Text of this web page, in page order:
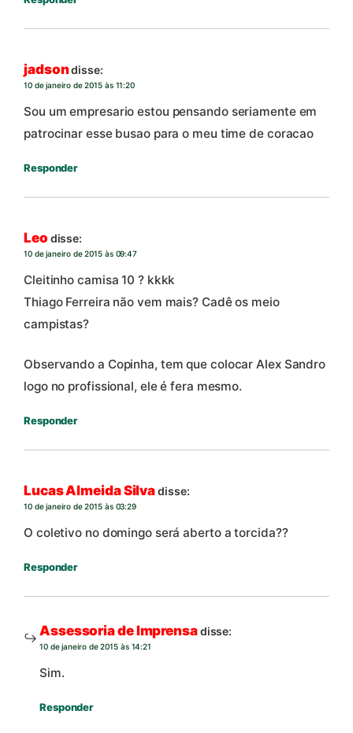
jadsondisse:
10 de janeiro de 2015 às 11:20
Sou um empresario estou pensando seriamente em
patrocinar esse busao para o meu time de coracao
Responder
Leo disse:
10 de janeiro de 2015 às 09:47
Cleitinho camisa 10 ? kkkk
Thiago Ferreira não vem mais? Cadê os meio
campistas?
Observando a Copinha, tem que colocar Alex Sandro
logo no profissional, ele é fera mesmo.
Responder
Lucas Almeida Silvadisse:
10 de janeiro de 2015 às 03:29
O coletivo no domingo será aberto a torcida??
Responder
Assessoria de Imprensadisse:
10 de janeiro de 2015 às 14:21
Sim.
Responder